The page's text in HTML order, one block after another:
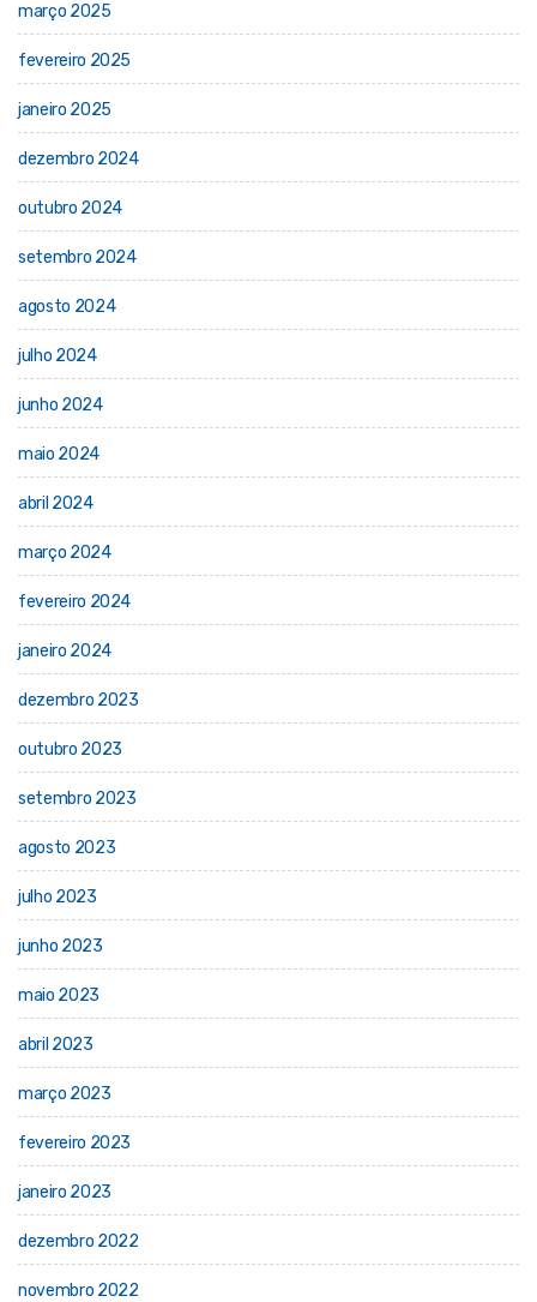
março 2025
fevereiro 2025
janeiro 2025
dezembro 2024
outubro 2024
setembro 2024
agosto 2024
julho 2024
junho 2024
maio 2024
abril 2024
março 2024
fevereiro 2024
janeiro 2024
dezembro 2023
outubro 2023
setembro 2023
agosto 2023
julho 2023
junho 2023
maio 2023
abril 2023
março 2023
fevereiro 2023
janeiro 2023
dezembro 2022
novembro 2022